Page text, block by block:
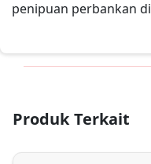
penipuan perbankan di
Produk Terkait